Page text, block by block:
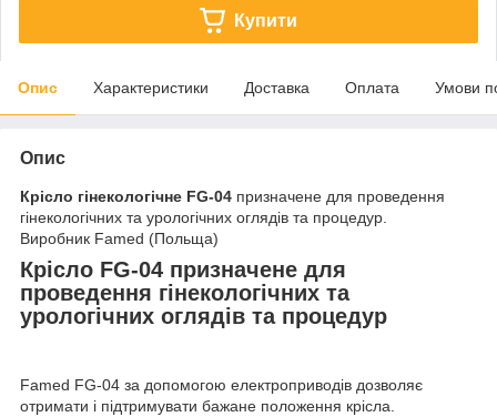
Купити
Опис Характеристики Доставка Оплата Умови
Опис
Крісло гінекологічне FG‑04 призначене для проведення
гінекологічних та урологічних оглядів та процедур.
Виробник Famed (Польща)
Крісло FG‑04 призначене для
проведення гінекологічних та
урологічних оглядів та процедур
Famed FG-04 за допомогою електроприводів дозволяє
отримати і підтримувати бажане положення крісла.